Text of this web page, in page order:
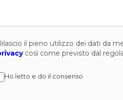
il pieno utilizzo dei dati da
così come previsto dal
Ho letto e do il consenso